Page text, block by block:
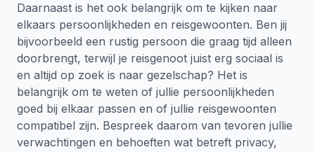
Daarnaast is het ook belangrijk om te kijken naar
elkaars persoonlijkheden en reisgewoonten. Ben jij
bijvoorbeeld een rustig persoon die graag tijd alleen
doorbrengt, terwijl je reisgenoot juist erg sociaal is
en altijd op zoek is naar gezelschap? Het is
belangrijk om te weten of jullie persoonlijkheden
goed bij elkaar passen en of jullie reisgewoonten
compatibel zijn. Bespreek daarom van tevoren jullie
verwachtingen en behoeften wat betreft privacy,